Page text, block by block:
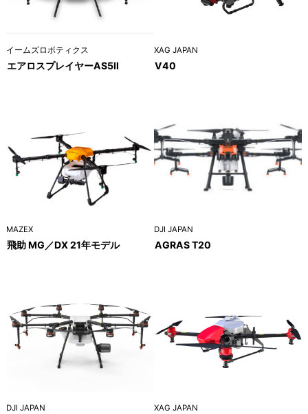
イームズロボティクス
エアロスプレイヤーAS5Ⅱ
XAG JAPAN
V40
MAZEX
飛助 MG／DX 21年モデル
DJI JAPAN
AGRAS T20
DJI JAPAN XAG JAPAN